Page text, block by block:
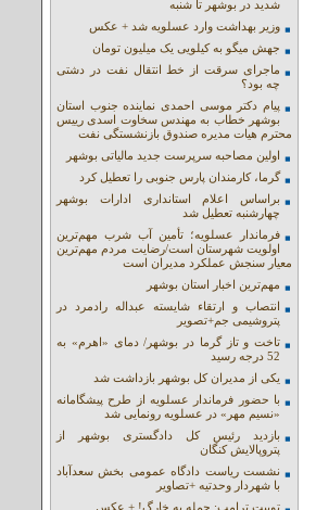
شدید در بوشهر تا شنبه
وزیر بهداشت وارد عسلویه شد + عکس
جهش میگو به کیلویی یک میلیون تومان
ماجرای سرقت از خط انتقال نفت در دشتی
چه بود؟
پیام دکتر موسی احمدی نماینده جنوب استان
بوشهر خطاب به مهندس سخاوت اسدی رییس
محترم هیات مدیره صندوق بازنشستگی نفت
اولین مصاحبه سرپرست جدید مالیاتی بوشهر
گرما، کارمندان پارس جنوبی را تعطیل کرد
براساس اعلام استانداری ادارات بوشهر
چهارشنبه تعطیل شد
فرماندار عسلویه؛ تأمین آب شرب مهم‌ترین
اولویت شهرستان است/رضایت مردم مهم‌ترین
معیار سنجش عملکرد مدیران است
مهم‌ترین اخبار استان بوشهر
انتصاب و ارتقاء شایسته عبداله رادمرد در
پتروشیمی جم+تصویر
تاخت و تاز گرما در بوشهر/ دمای «اهرم» به
52 درجه رسید
یکی از مدیران کل بوشهر بازداشت شد
با حضور فرماندار عسلویه از طرح پیشگامانه
«نسیم مهر» در عسلویه رونمایی شد
بازدید رئیس کل دادگستری بوشهر از
پتروپالایش کنگان
نشست ریاست دادگاه عمومی بخش سعدآباد
با شهردار وحدتیه +تصاویر
توییت ترامپ: حمله به خارگ! + عکس